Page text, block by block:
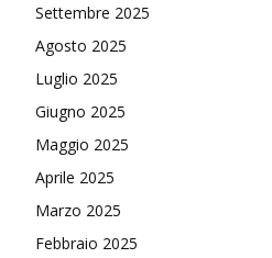
Settembre 2025
Agosto 2025
Luglio 2025
Giugno 2025
Maggio 2025
Aprile 2025
Marzo 2025
Febbraio 2025